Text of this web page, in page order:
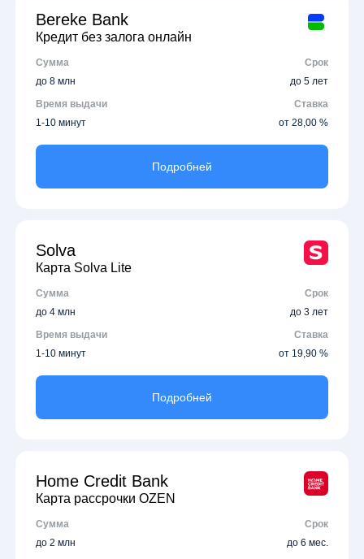
Bereke Bank
Кредит без залога онлайн
Сумма
Срок
до 8 млн
до 5 лет
Время выдачи
Ставка
1-10 минут
от 28,00 %
Подробней
Solva
Карта Solva Lite
Сумма
Срок
до 4 млн
до 3 лет
Время выдачи
Ставка
1-10 минут
от 19,90 %
Подробней
Home Credit Bank
Карта рассрочки OZEN
Сумма
Срок
до 2 млн
до 6 мес.